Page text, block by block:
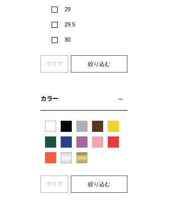
29
29.5
30
クリア 絞り込む
カラー
クリア 絞り込む